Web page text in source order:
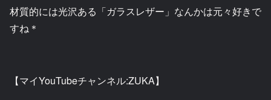
材質的には光沢ある「ガラスレザー」なんかは元々好きで
すね＊
【マイYouTubeチャンネル:ZUKA】